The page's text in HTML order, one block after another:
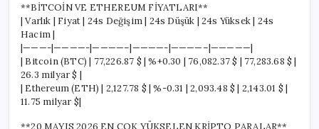
**BİTCOİN VE ETHEREUM FİYATLARI**
| Varlık | Fiyat | 24s Değişim | 24s Düşük | 24s Yüksek | 24s
Hacim |
|———-|————-|————–|————-|————–|—————|
| Bitcoin (BTC) | 77,226.87 $ | %+0.30 | 76,082.37 $ | 77,283.68 $ |
26.3 milyar $ |
| Ethereum (ETH) | 2,127.78 $ | %-0.31 | 2,093.48 $ | 2,143.01 $ |
11.75 milyar $|
**20 MAYIS 2026 EN ÇOK YÜKSELEN KRİPTO PARALAR**